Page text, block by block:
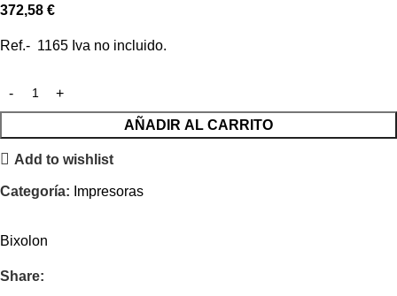
372,58 €
Ref.- 1165 Iva no incluido.
AÑADIR AL CARRITO
Add to wishlist
Categoría: Impresoras
Bixolon
Share: